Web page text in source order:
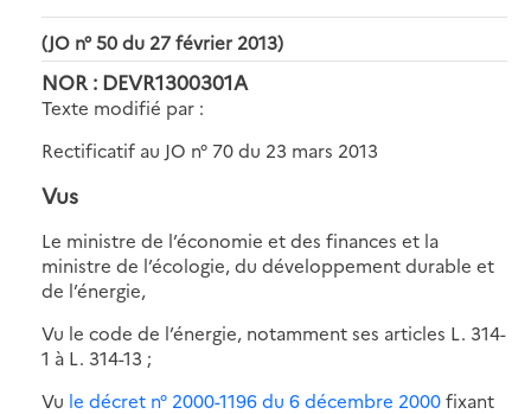
(JO n° 50 du 27 février 2013)
NOR : DEVR1300301A
Texte modifié par :
Rectificatif au JO n° 70 du 23 mars 2013
Vus
Le ministre de l’économie et des finances et la
ministre de l’écologie, du développement durable et
de l’énergie,
Vu le code de l’énergie, notamment ses articles L. 314-
1 à L. 314-13 ;
Vu le décret n° 2000-1196 du 6 décembre 2000fixant